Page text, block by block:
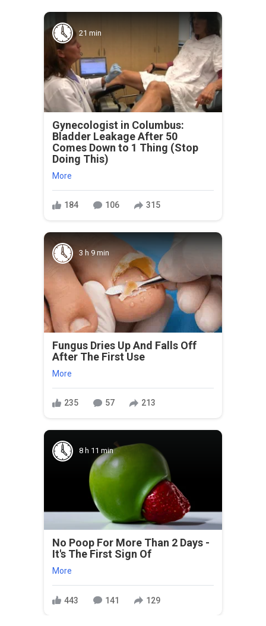
21 min
Gynecologist in Columbus:
Bladder Leakage After 50
Comes Down to 1 Thing (Stop
Doing This)
More
184 106 315
3 h 9 min
Fungus Dries Up And Falls Off
After The First Use
More
235 57 213
8 h 11 min
No Poop For More Than 2 Days -
It's The First Sign Of
More
443 141 129